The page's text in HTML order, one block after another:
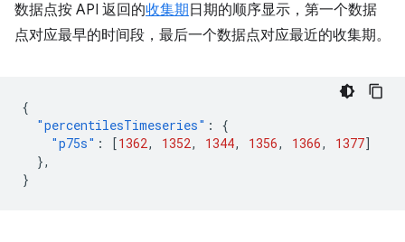
数据点按 API 返回的收集期 日期的顺序显示，第一个数据
点对应最早的时间段，最后一个数据点对应最近的收集期。
{
"percentilesTimeseries" :
{
"p75s" : [1362, 1352, 1344, 1356, 1366, 1377]
},
}